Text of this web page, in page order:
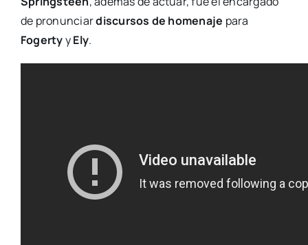
de pronunciardiscursos de homenaje para
FogertyyEly.